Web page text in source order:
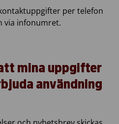
per telefon
via infonumret.
mina uppgifter
användning